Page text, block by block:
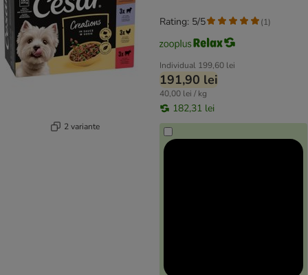
2 variante
Individual 199,60 lei
191,90 lei
40,00 lei / kg
182,31 lei
Rating: 5/5 (1)